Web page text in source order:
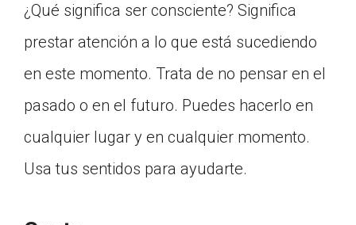
¿Qué significa ser consciente? Significa
prestar atención a lo que está sucediendo
en este momento. Trata de no pensar en el
pasado o en el futuro. Puedes hacerlo en
cualquier lugar y en cualquier momento.
Usa tus sentidos para ayudarte.
Click on the icon above to share the article with
creating an assignment or asking a question.